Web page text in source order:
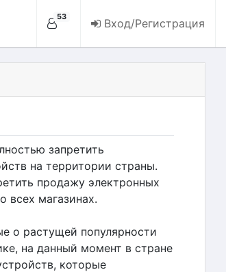
53 Вход/Регистрация
запретить
на территории страны.
продажу электронных
всех магазинах.
о растущей популярности
на данный момент в стране
которые